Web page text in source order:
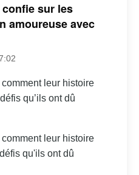
sur les
amoureuse avec
comment leur histoire
qu’ils ont dû
leur histoire
qu'ils ont dû